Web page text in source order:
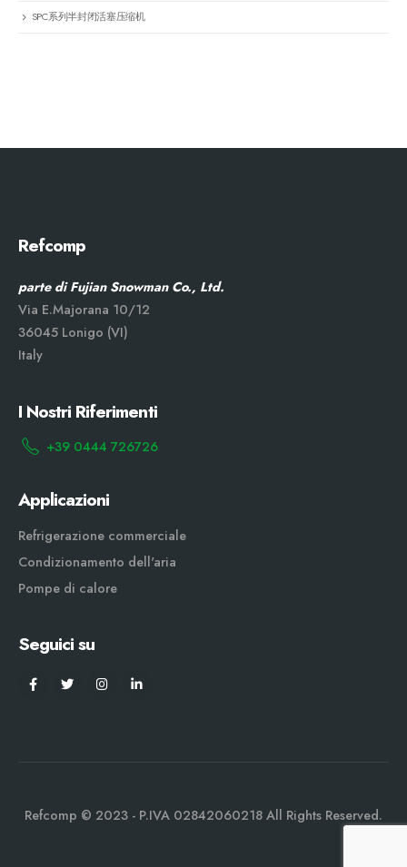
SPC系列半封闭活塞压缩机
Refcomp
parte di Fujian Snowman Co., Ltd.
Via E.Majorana 10/12
36045 Lonigo (VI)
Italy
I Nostri Riferimenti
+39 0444 726726
Applicazioni
Refrigerazione commerciale
Condizionamento dell'aria
Pompe di calore
Seguici su
Refcomp © 2023 - P.IVA 02842060218 All Rights Reserved.